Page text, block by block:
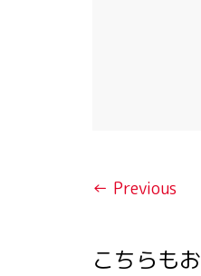
← Previous
こちらも